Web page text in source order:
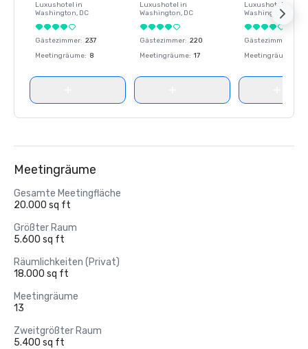
Luxushotel in
Washington, DC
Gästezimmer: 237
Meetingräume: 8
Luxushotel in
Washington, DC
Gästezimmer: 220
Meetingräume: 17
Luxushotel in
Washington
Gästezimmer
Meetingräume
Meetingräume
Gesamte Meetingfläche
20.000 sq ft
Größter Raum
5.600 sq ft
Räumlichkeiten (Privat)
18.000 sq ft
Meetingräume
13
Zweitgrößter Raum
5.400 sq ft